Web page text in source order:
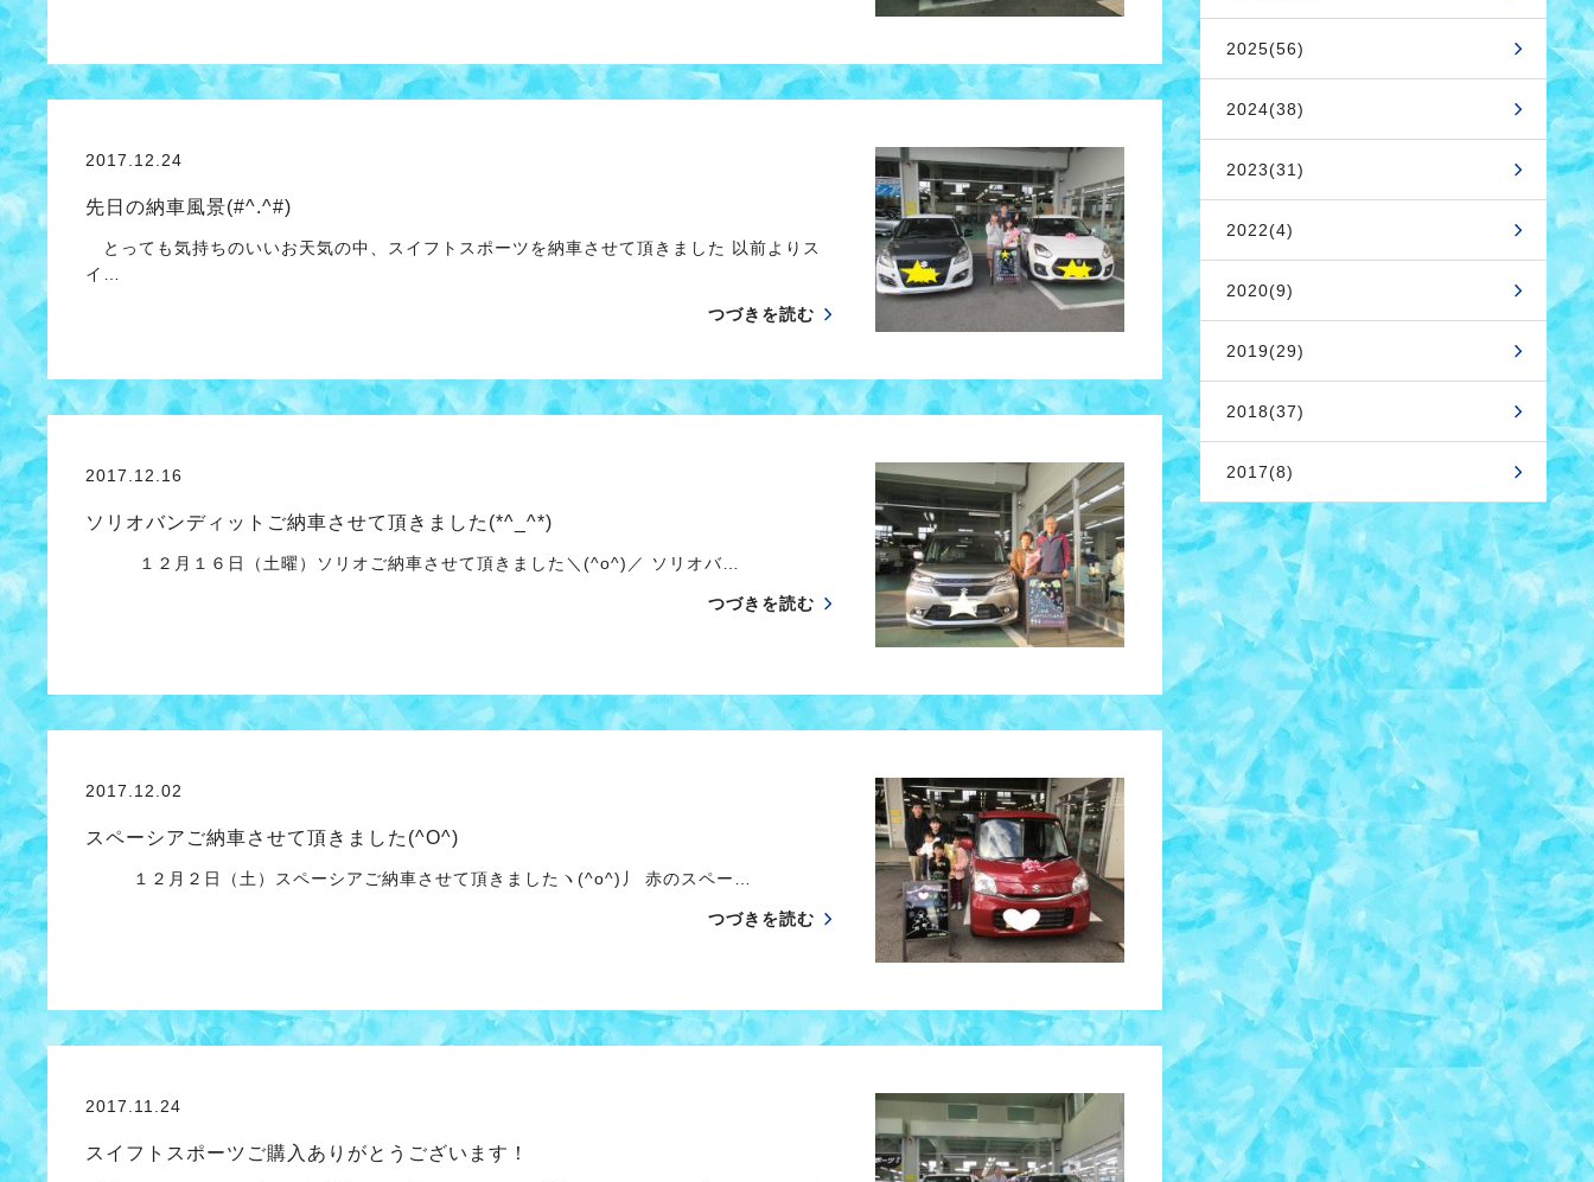
2017.12.24
先日の納車風景(#^.^#)
とっても気持ちのいいお天気の中、スイフトスポーツを納車させて頂きました 以前よりス
イ…
つづきを読む
2017.12.16
ソリオバンディットご納車させて頂きました(*^_^*)
１２月１６日（土曜）ソリオご納車させて頂きました＼(^o^)／ ソリオバ…
つづきを読む
2017.12.02
スペーシアご納車させて頂きました(^O^)
１２月２日（土）スペーシアご納車させて頂きましたヽ(^o^)丿 赤のスペー…
つづきを読む
2017.11.24
スイフトスポーツご購入ありがとうございます！
2025(56)
2024(38)
2023(31)
2022(4)
2020(9)
2019(29)
2018(37)
2017(8)